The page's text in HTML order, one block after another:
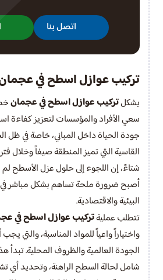
اتصل بنا
تركيب عوازل اسطح في
يشكلتركيب عوازل اسطح في عجمان
سعي الأفراد والمؤسسات لتعزيز كفاءة
جودة الحياة داخل المباني، خاصة في ظل
القاسية التي تميز المنطقة صيفاً وخلال
شتاءً، إن اللجوء إلى حلول عزل الأسطح
أصبح ضرورة ملحة تساهم بشكل مباشر
البيئية والاقتصادية.
تتطلب عمليةتركيب عوازل اسطح في
واختياراً واعياً للمواد المناسبة، والتي
الجودة العالمية والظروف المحلية. تبدأ
شامل لحالة السطح الراهنة، وتحديد أي